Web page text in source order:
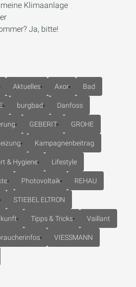
Klimaanlage
Ja, bitte!
Aktuelles Axor Bad
burgbad Danfoss
GEBERIT GROHE
Kampagnenbeitrag
& Hygiene Lifestyle
Photovoltaik REHAU
STIEBEL ELTRON
Tipps & Tricks Vaillant
VIESSMANN